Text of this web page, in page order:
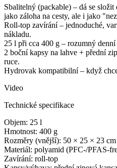
Sbalitelný (packable) – dá se
jako záloha na cesty, ale i jako
Roll-top zavírání – jednoduché,
nákladu.
25 l při cca 400 g – rozumný denní
2 boční kapsy na lahve + přední
ruce.
Hydrovak kompatibilní – když
Video
Technické specifikace
Objem: 25 l
Hmotnost: 400 g
Rozměry (vnější): 50 × 25 × 23 cm
Materiál: polyamid (PFC-/PFAS-
Zavírání: roll-top